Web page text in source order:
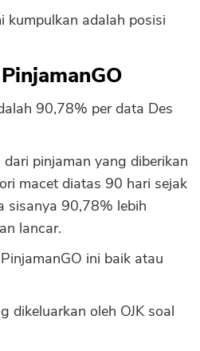
kumpulkan adalah posisi
90,78% per data Des
pinjaman yang diberikan
macet diatas 90 hari sejak
sisanya 90,78% lebih
lancar.
ini baik atau
dikeluarkan oleh OJK soal